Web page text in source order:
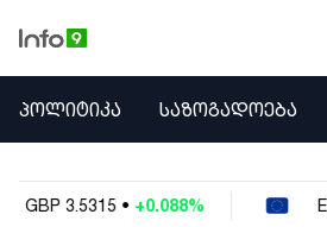
ᲞᲝᲚᲘᲢᲘᲙᲐ
ᲔᲙᲝᲜᲝᲛᲘᲙᲐ
ᲣᲪᲮᲝᲔᲗᲘ
ᲞᲝᲚᲘᲢᲘᲙᲐ ᲡᲐᲖᲝᲒᲐᲓᲝᲔᲑᲐ
EUR 3.026 +0.135%